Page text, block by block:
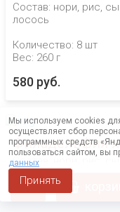
Состав: нори, рис,
лосось
Количество: 8 шт
Вес: 260 г
580 руб.
Филадельфия
Состав: нори, рис,
Количество: 8 шт
Мы используем cookies
осуществляет сбор
программных средств
пользоваться сайтом, вы
данных
Принять